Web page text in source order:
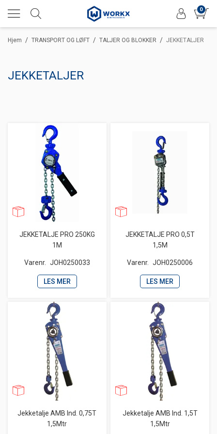
0
/
Hjem /
TRANSPORT OG LØFT /
TALJER OG BLOKKER JEKKETALJER
JEKKETALJER
JEKKETALJE PRO 250KG
1M
Varenr. JOH0250033
LES MER
JEKKETALJE PRO 0,5T
1,5M
Varenr. JOH0250006
LES MER
Jekketalje AMB Ind. 0,75T
1,5Mtr
Jekketalje AMB Ind. 1,5T
1,5Mtr